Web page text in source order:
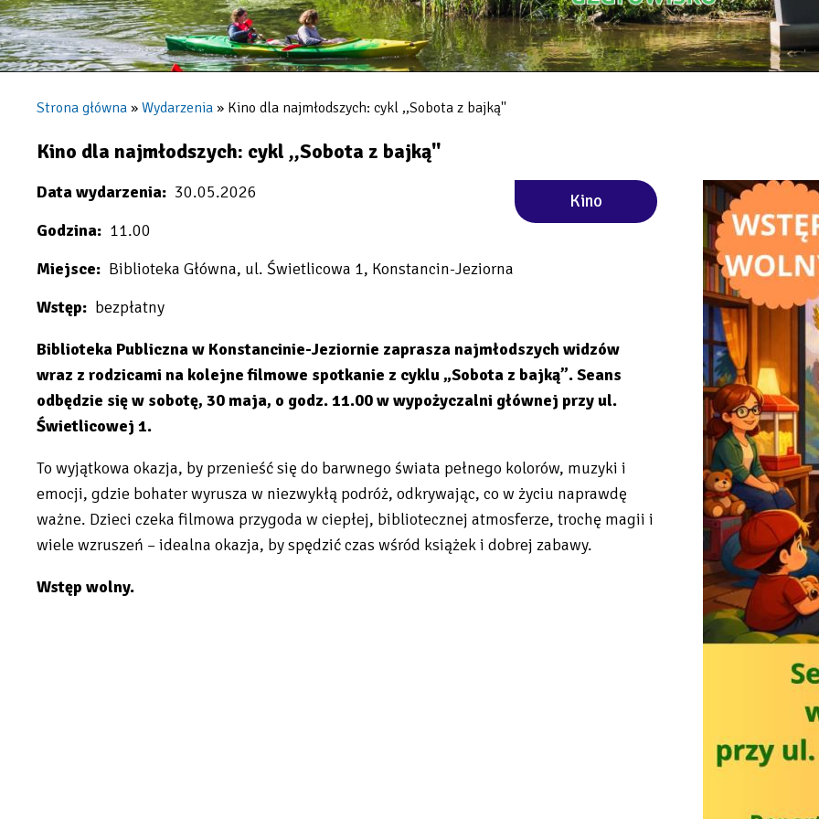
nawigacyjna
Strona główna Wydarzenia Kino dla najmłodszych: cykl ,,Sobota z bajką''
Kino dla najmłodszych: cykl ,,Sobota z bajką''
Kino
Data wydarzenia
30.05.2026
Godzina
11.00
Miejsce
Biblioteka Główna, ul. Świetlicowa 1, Konstancin-Jeziorna
Wstęp
bezpłatny
Biblioteka Publiczna w Konstancinie-Jeziornie zaprasza najmłodszych widzów
wraz z rodzicami na kolejne filmowe spotkanie z cyklu „Sobota z bajką”. Seans
odbędzie się w sobotę, 30 maja, o godz. 11.00 w wypożyczalni głównej przy ul.
Świetlicowej 1.
To wyjątkowa okazja, by przenieść się do barwnego świata pełnego kolorów, muzyki i
emocji, gdzie bohater wyrusza w niezwykłą podróż, odkrywając, co w życiu naprawdę
ważne. Dzieci czeka filmowa przygoda w ciepłej, bibliotecznej atmosferze, trochę magii i
wiele wzruszeń – idealna okazja, by spędzić czas wśród książek i dobrej zabawy.
Wstęp wolny.